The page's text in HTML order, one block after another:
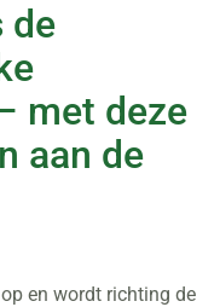
de
met deze
aan de
en wordt richting de